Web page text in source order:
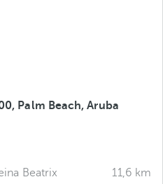
Palm Beach, Aruba
Beatrix
11,6 km